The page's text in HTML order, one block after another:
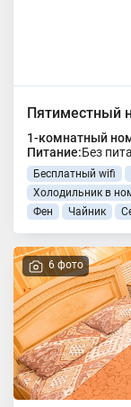
Пятиместный
1-комнатный
Питание:Без
Бесплатный wifi
Холодильник в
Фен
Чайник
6 фото